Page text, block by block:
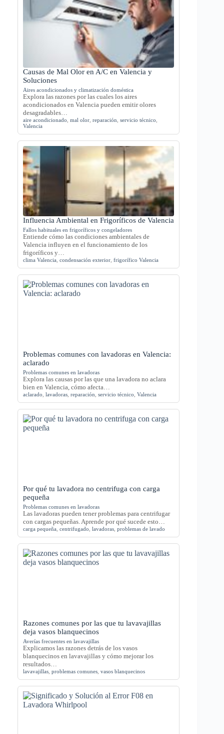
Causas de Mal Olor en A/C en Valencia y
Soluciones
Aires acondicionados y climatización doméstica
Explora las razones por las cuales los aires
acondicionados en Valencia pueden emitir olores
desagradables…
aire acondicionado mal olor reparación servicio técnico
Valencia
Influencia Ambiental en Frigoríficos de Valencia
Fallos habituales en frigoríficos y congeladores
Entiende cómo las condiciones ambientales de
Valencia influyen en el funcionamiento de los
frigoríficos y…
clima Valencia condensación exterior frigorífico Valencia
Problemas comunes con lavadoras en Valencia:
aclarado
Problemas comunes en lavadoras
Explora las causas por las que una lavadora no aclara
bien en Valencia, cómo afecta…
aclarado lavadoras reparación servicio técnico Valencia
Por qué tu lavadora no centrifuga con carga
pequeña
Problemas comunes en lavadoras
Las lavadoras pueden tener problemas para centrifugar
con cargas pequeñas. Aprende por qué sucede esto…
carga pequeña centrifugado lavadoras problemas de lavado
Razones comunes por las que tu lavavajillas
deja vasos blanquecinos
Averías frecuentes en lavavajillas
Explicamos las razones detrás de los vasos
blanquecinos en lavavajillas y cómo mejorar los
resultados…
lavavajillas problemas comunes vasos blanquecinos